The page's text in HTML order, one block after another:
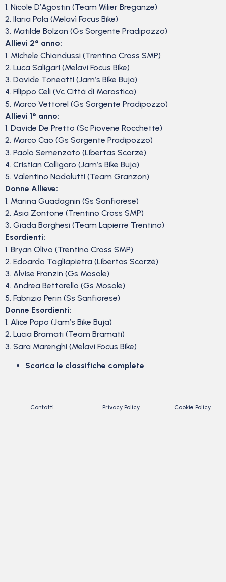
1. Nicole D’Agostin (Team Wilier Breganze)
2. Ilaria Pola (Melavì Focus Bike)
3. Matilde Bolzan (Gs Sorgente Pradipozzo)
Allievi 2° anno:
1. Michele Chiandussi (Trentino Cross SMP)
2. Luca Saligari (Melavì Focus Bike)
3. Davide Toneatti (Jam’s Bike Buja)
4. Filippo Celi (Vc Città di Marostica)
5. Marco Vettorel (Gs Sorgente Pradipozzo)
Allievi 1° anno:
1. Davide De Pretto (Sc Piovene Rocchette)
2. Marco Cao (Gs Sorgente Pradipozzo)
3. Paolo Semenzato (Libertas Scorzè)
4. Cristian Calligaro (Jam’s Bike Buja)
5. Valentino Nadalutti (Team Granzon)
Donne Allieve:
1. Marina Guadagnin (Ss Sanfiorese)
2. Asia Zontone (Trentino Cross SMP)
3. Giada Borghesi (Team Lapierre Trentino)
Esordienti:
1. Bryan Olivo (Trentino Cross SMP)
2. Edoardo Tagliapietra (Libertas Scorzè)
3. Alvise Franzin (Gs Mosole)
4. Andrea Bettarello (Gs Mosole)
5. Fabrizio Perin (Ss Sanfiorese)
Donne Esordienti:
1. Alice Papo (Jam’s Bike Buja)
2. Lucia Bramati (Team Bramati)
3. Sara Marenghi (Melavì Focus Bike)
Scarica le classifiche complete
Contatti Privacy Policy Cookie Policy